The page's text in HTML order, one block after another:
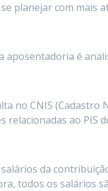
planejar com mais
é
no CNIS (Cadastro
relacionadas ao PIS
da
todos os salários